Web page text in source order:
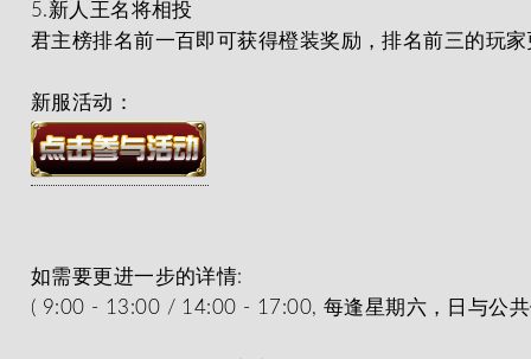
5.新人王名将相投
君主榜排名前一百即可获得橙装奖励，排名前三的玩
新服活动：
如需要更进一步的详情:
( 9:00 - 13:00 / 14:00 - 17:00, 每逢星期六，日与公